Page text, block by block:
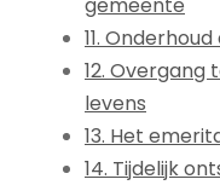
11.
12.
levens
13. Het
14. Tijdelijk